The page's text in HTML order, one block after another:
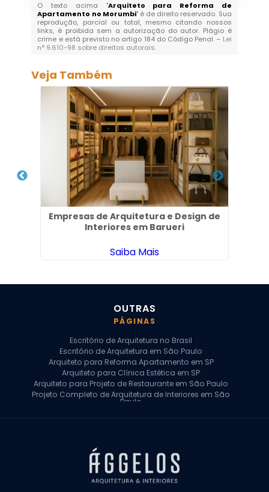
O texto acima "Arquiteto para Reforma de
Apartamento no Morumbi" é de direito reservado. Sua
reprodução, parcial ou total, mesmo citando nossos
links, é proibida sem a autorização do autor. Plágio é
crime e está previsto no artigo 184 do Código Penal. – Lei
n° 9.610-98 sobre direitos autorais.
Veja Também
Empresas de Arquitetura e Design de
Interiores em Barueri
Saiba Mais
OUTRAS
PÁGINAS
Escritório de Arquitetura no Brasil
Escritório de Arquitetura em São Paulo
Arquiteto para Reforma Apartamento em SP
Arquiteto para Clínica Estética em SP
Arquiteto para Projeto de Restaurante em São Paulo
Projeto Completo de Arquitetura de Interiores em São
Paulo
Arquiteto para Projeto Comercial em São Paulo
Arquiteto Comercial
Arquiteto para Reforma de Apartamento
Arquiteto para Reforma Residencial